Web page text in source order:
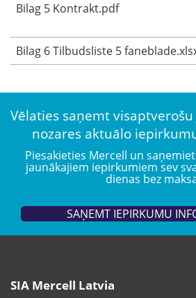
Bilag 5 Kontrakt.pdf
Bilag 6 Tilbudsliste 5
Vēlaties saņemt
nozares aktuālo
Piesakieties Mercell un
jaunākajiem iepirkumiem sev
dienas bez
SAŅEMT IEPIRKUMU
SIA Mercell Latvia